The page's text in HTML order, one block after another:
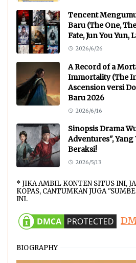
Tencent
Baru (The One,
Fate, Jun You Yun,
2026/6/26
A Record of a
Immortality (The
Ascension versi
Baru 2026
2026/6/16
Sinopsis Drama
Adventures", Yang
Beraksi!
2026/5/13
* JIKA AMBIL KONTEN SITUS INI,
KOPAS, CANTUMKAN JUGA
INI.
BIOGRAPHY